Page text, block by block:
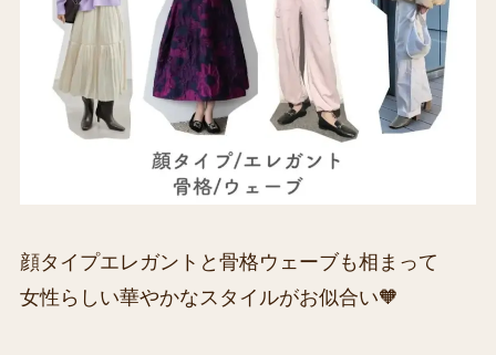
顔タイプエレガントと骨格ウェーブも相まって
女性らしい華やかなスタイルがお似合い🧡